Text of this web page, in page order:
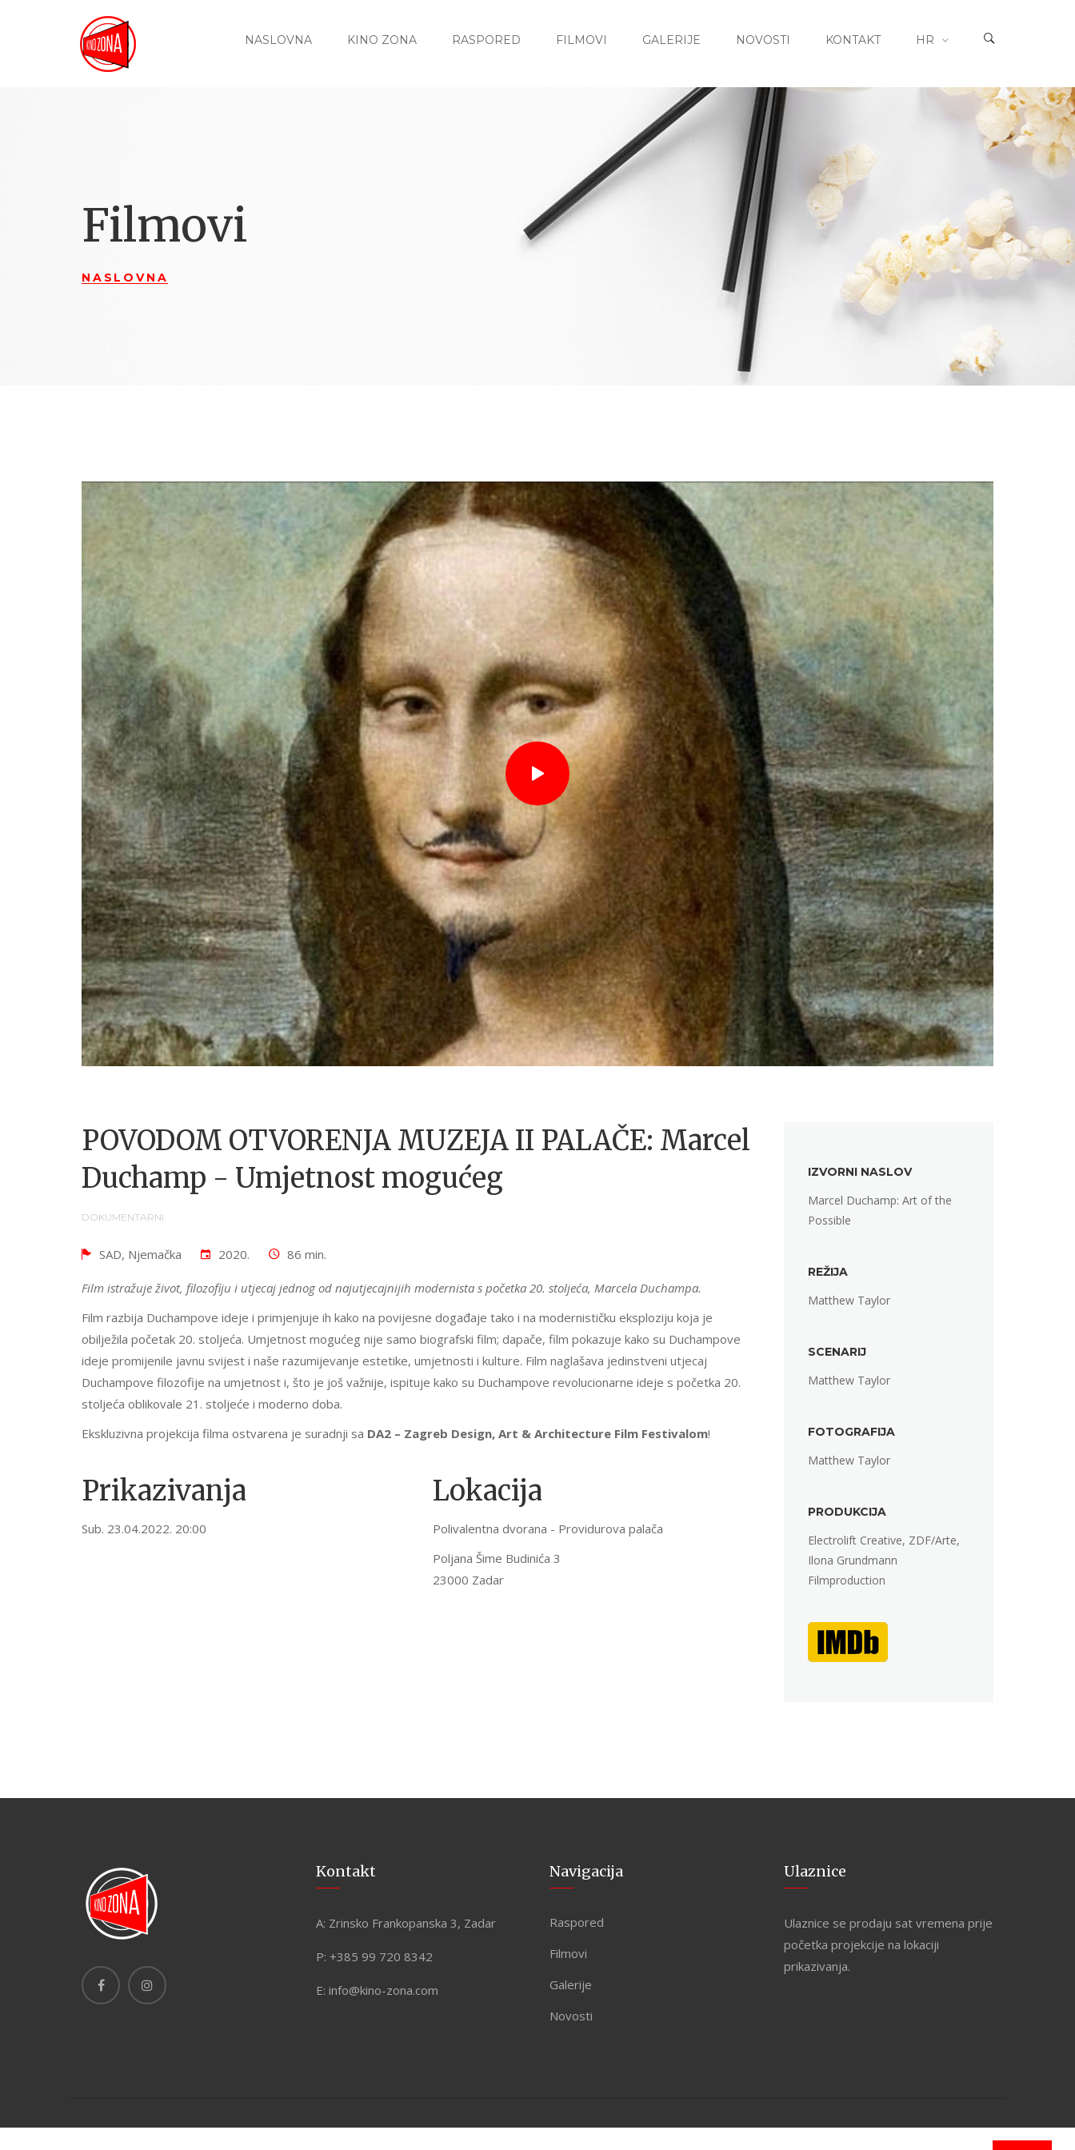
NASLOVNA KINO ZONA RASPORED FILMOVI GALERIJE NOVOSTI KONTAKT HR
Filmovi
NASLOVNA
POVODOM OTVORENJA MUZEJA II PALAČE: Marcel
Duchamp - Umjetnost mogućeg
DOKUMENTARNI
SAD, Njemačka 2020. 86 min.
Film istražuje život, filozofiju i utjecaj jednog od najutjecajnijih modernista s početka 20. stoljeća, Marcela Duchampa.
Film razbija Duchampove ideje i primjenjuje ih kako na povijesne događaje tako i na modernističku eksploziju koja je
obilježila početak 20. stoljeća. Umjetnost mogućeg nije samo biografski film; dapače, film pokazuje kako su Duchampove
ideje promijenile javnu svijest i naše razumijevanje estetike, umjetnosti i kulture. Film naglašava jedinstveni utjecaj
Duchampove filozofije na umjetnost i, što je još važnije, ispituje kako su Duchampove revolucionarne ideje s početka 20.
stoljeća oblikovale 21. stoljeće i moderno doba.
Ekskluzivna projekcija filma ostvarena je suradnji sa DA2 – Zagreb Design, Art & Architecture Film Festivalom!
Prikazivanja
Sub. 23.04.2022. 20:00
Lokacija
Polivalentna dvorana - Providurova palača
Poljana Šime Budinića 3
23000 Zadar
IZVORNI NASLOV
Marcel Duchamp: Art of the
Possible
REŽIJA
Matthew Taylor
SCENARIJ
Matthew Taylor
FOTOGRAFIJA
Matthew Taylor
PRODUKCIJA
Electrolift Creative, ZDF/Arte,
Ilona Grundmann
Filmproduction
Kontakt
A: Zrinsko Frankopanska 3, Zadar
P: +385 99 720 8342
E: info@kino-zona.com
Navigacija
Raspored
Filmovi
Galerije
Novosti
Ulaznice
Ulaznice se prodaju sat vremena prije
početka projekcije na lokaciji
prikazivanja.
PRAVILA PRIVATNOSTI